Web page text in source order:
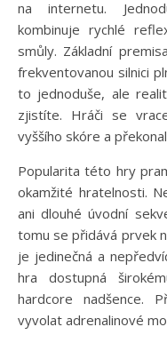
na internetu.
kombinuje rychlé
smůly. Základní
frekventovanou silnici
to jednoduše, ale
zjistíte. Hráči se
vyššího skóre a
Popularita této hry
okamžité hratelnosti.
ani dlouhé úvodní
tomu se přidává prvek
je jedinečná a
hra dostupná
hardcore nadšence.
vyvolat adrenalinové